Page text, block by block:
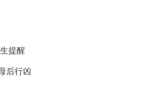
提醒
后行凶